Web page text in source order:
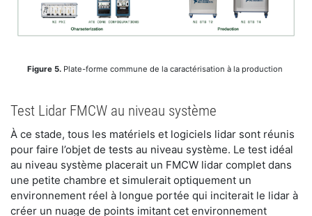
Figure 5. Plate-forme commune de la caractérisation à la production
Test Lidar FMCW au niveau système
À ce stade, tous les matériels et logiciels lidar sont réunis
pour faire l’objet de tests au niveau système. Le test idéal
au niveau système placerait un FMCW lidar complet dans
une petite chambre et simulerait optiquement un
environnement réel à longue portée qui inciterait le lidar à
créer un nuage de points imitant cet environnement